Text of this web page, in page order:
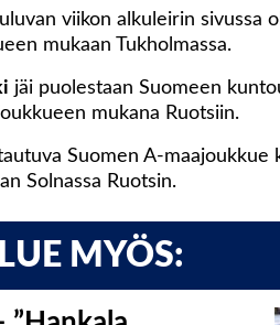
viikon alkuleirin sivussa
mukaan Tukholmassa.
jäi puolestaan Suomeen
mukana Ruotsiin.
Suomen A-maajoukkue
Solnassa Ruotsin.
LUE MYÖS: